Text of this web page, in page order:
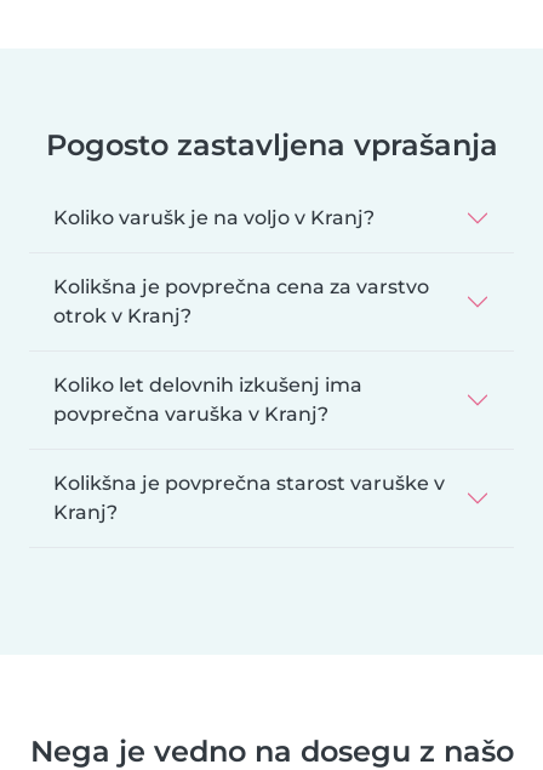
Pogosto zastavljena vprašanja
Koliko varušk je na voljo v Kranj?
Kolikšna je povprečna cena za varstvo
otrok v Kranj?
Koliko let delovnih izkušenj ima
povprečna varuška v Kranj?
Kolikšna je povprečna starost varuške v
Kranj?
Nega je vedno na dosegu z našo